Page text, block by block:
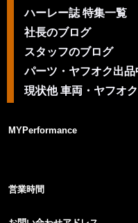
ハーレー誌 特集一覧
社長のブログ
スタッフのブログ
パーツ・ヤフオク出品
現状他 車両・ヤフオ
MYPerformance
営業時間